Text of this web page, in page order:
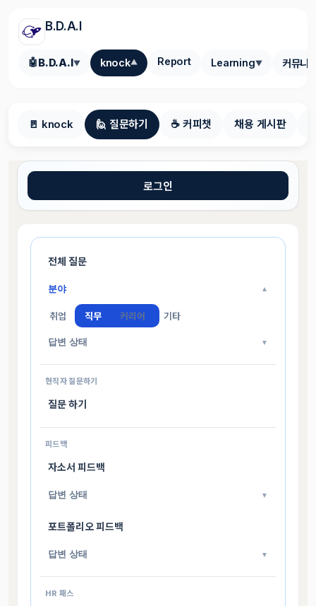
B.D.A.I
🤖B.D.A.I▼ knock▼ Report Learning▼ 커뮤니
🚪 knock 🙋 질문하기 ☕ 커피챗 채용 게시판
로그인
전체 질문
분야 ▼
취업 직무 커리어 기타
답변 상태 ▼
현직자 질문하기
질문 하기
피드백
자소서 피드백
답변 상태 ▼
포트폴리오 피드백
답변 상태 ▼
HR 패스